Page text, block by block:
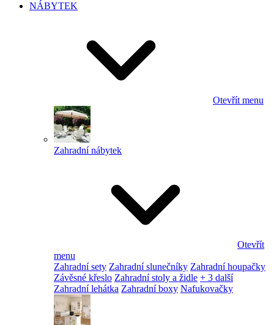
NÁBYTEK
Otevřít menu
Zahradní nábytek
Otevřít
menu
Zahradní sety Zahradní slunečníky Zahradní houpačky
Závěsné křeslo Zahradní stoly a židle + 3 další
Zahradní lehátka Zahradní boxy Nafukovačky